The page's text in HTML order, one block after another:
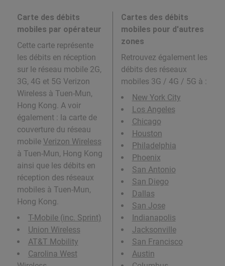
Carte des débits
mobiles par opérateur
Cette carte représente
les débits en réception
sur le réseau mobile 2G,
3G, 4G et 5G Verizon
Wireless à Tuen-Mun,
Hong Kong. A voir
également : la carte de
couverture du réseau
mobile Verizon Wireless
à Tuen-Mun, Hong Kong
ainsi que les débits en
réception des réseaux
mobiles à Tuen-Mun,
Hong Kong.
T-Mobile (inc. Sprint)
Union Wireless
AT&T Mobility
Carolina West
Cartes des débits
mobiles pour d'autres
zones
Retrouvez également les
débits des réseaux
mobiles 3G / 4G / 5G à :
New York City
Los Angeles
Chicago
Houston
Philadelphia
Phoenix
San Antonio
San Diego
Dallas
San Jose
Indianapolis
Jacksonville
San Francisco
Austin